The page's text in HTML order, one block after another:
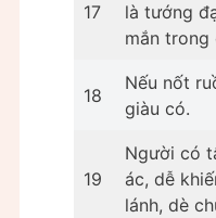
17
là tướng
mắn trong
18
Nếu nốt
giàu có.
19
Người có
ác, dễ
lánh, dè